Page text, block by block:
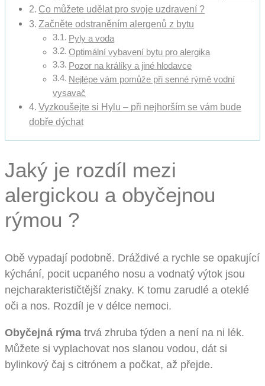
Co můžete udělat pro svoje uzdravení ?
Začněte odstraněním alergenů z bytu
Pyly a voda
Optimální vybavení bytu pro alergika
Pozor na králíky a jiné hlodavce
Nejlépe vám pomůže při senné rýmě vodní
vysavač
Vyzkoušejte si Hylu – při nejhorším se vám bude
dobře dýchat
Jaký je rozdíl mezi
alergickou a obyčejnou
rýmou ?
Obě vypadají podobně. Dráždivé a rychle se opakující
kýchání, pocit ucpaného nosu a vodnatý výtok jsou
nejcharakterističtější znaky. K tomu zarudlé a oteklé
oči a nos. Rozdíl je v délce nemoci.
Obyčejná rýma trvá zhruba týden a není na ni lék.
Můžete si vyplachovat nos slanou vodou, dát si
bylinkový čaj s citrónem a počkat, až přejde.